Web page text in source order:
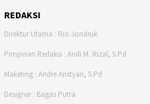
REDAKSI
Direktur Utama : Rio Jondruk
Pimpinan Redaksi : Andi M. Rizal, S.Pd
Maketing : Andre Aristyan, S.Pd
Designer : Bagas Putra